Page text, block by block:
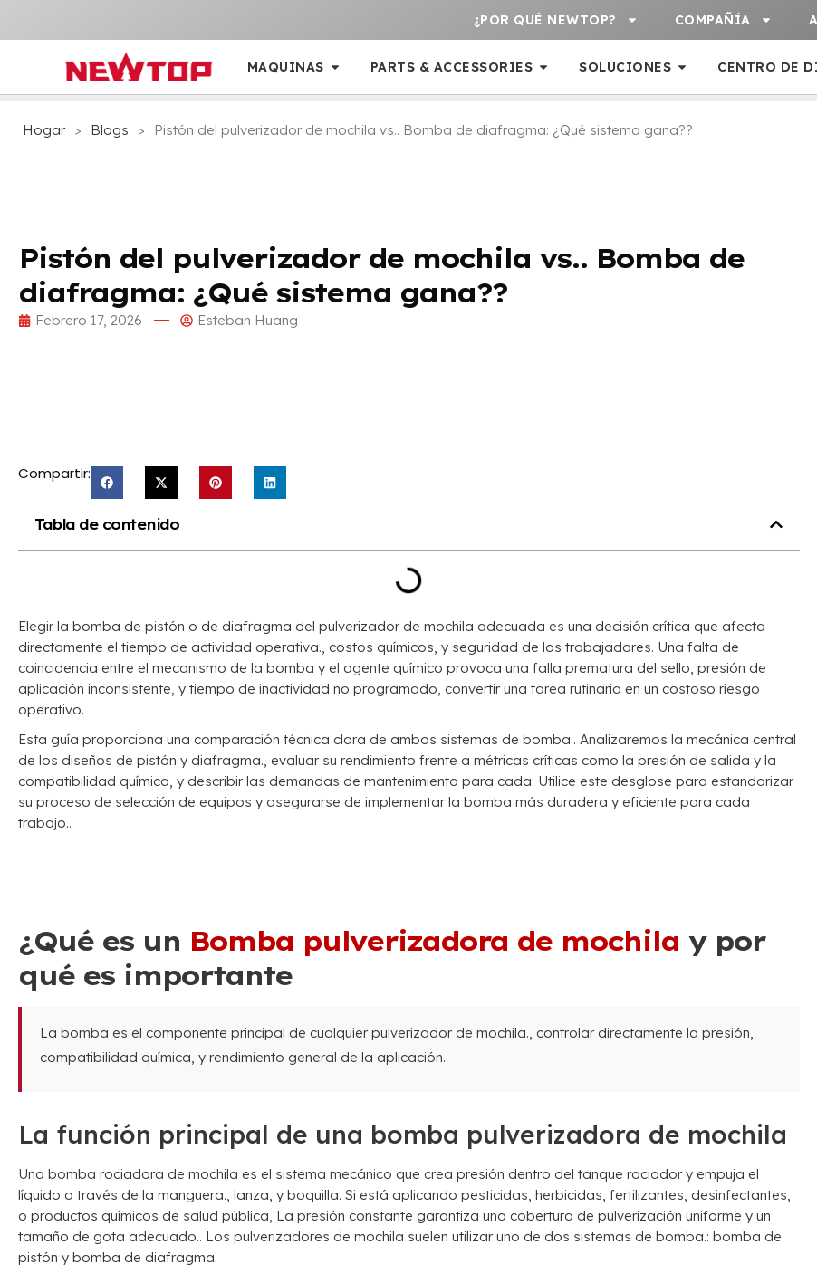
¿POR QUÉ NEWTOP? COMPAÑÍA
MAQUINAS PARTS & ACCESSORIES SOLUCIONES CENTRO DE
Hogar > Blogs > Pistón del pulverizador de mochila vs.. Bomba de diafragma: ¿Qué sistema gana??
Pistón del pulverizador de mochila vs.. Bomba de
diafragma: ¿Qué sistema gana??
Febrero 17, 2026 Esteban Huang
Compartir:
Tabla de contenido
Elegir la bomba de pistón o de diafragma del pulverizador de mochila adecuada es una decisión crítica que afecta
directamente el tiempo de actividad operativa., costos químicos, y seguridad de los trabajadores. Una falta de
coincidencia entre el mecanismo de la bomba y el agente químico provoca una falla prematura del sello, presión de
aplicación inconsistente, y tiempo de inactividad no programado, convertir una tarea rutinaria en un costoso riesgo
operativo.
Esta guía proporciona una comparación técnica clara de ambos sistemas de bomba.. Analizaremos la mecánica central
de los diseños de pistón y diafragma., evaluar su rendimiento frente a métricas críticas como la presión de salida y la
compatibilidad química, y describir las demandas de mantenimiento para cada. Utilice este desglose para estandarizar
su proceso de selección de equipos y asegurarse de implementar la bomba más duradera y eficiente para cada
trabajo..
¿Qué es un Bomba pulverizadora de mochila y por
qué es importante
La bomba es el componente principal de cualquier pulverizador de mochila., controlar directamente la presión,
compatibilidad química, y rendimiento general de la aplicación.
La función principal de una bomba pulverizadora de mochila
Una bomba rociadora de mochila es el sistema mecánico que crea presión dentro del tanque rociador y empuja el
líquido a través de la manguera., lanza, y boquilla. Si está aplicando pesticidas, herbicidas, fertilizantes, desinfectantes,
o productos químicos de salud pública, La presión constante garantiza una cobertura de pulverización uniforme y un
tamaño de gota adecuado.. Los pulverizadores de mochila suelen utilizar uno de dos sistemas de bomba.: bomba de
pistón y bomba de diafragma.